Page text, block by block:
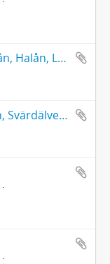
Flottningsleder: Indalsälven, Gerån, Halån, Laxsjö, Mjellån, Ljustorpsån, Oxsjön, Singån, Sikåsån, Örån, Öjarån, Hofvermoån, Sällsjön, Ockesjön & Nästån
Flottningsleder: Nuortjaurbäcken, Svärdälven, Luleå älv och Råneå älv.